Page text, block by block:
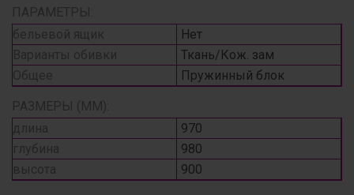
ПАРАМЕТРЫ:
бельевой ящик
Нет
Варианты обивки
Ткань/Кож. зам
Общее
Пружинный блок
РАЗМЕРЫ (ММ):
длина
970
глубина
980
высота
900